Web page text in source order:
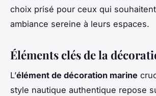
choix prisé pour ceux qui
ambiance sereine à leurs espaces.
Éléments clés de la
L’élément de décoration marine
style nautique authentique repose